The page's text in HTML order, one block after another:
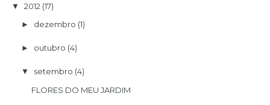
▼ 2012 (17)
► dezembro (1)
► outubro (4)
▼ setembro (4)
FLORES DO MEU JARDIM